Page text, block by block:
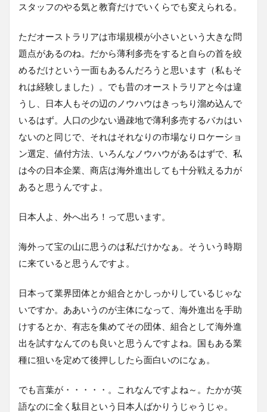
スタッフのやる気と教育だけでいくらでも変えられる。
ただオーストラリアは市場規模が小さいという大きな問
題点があるのね。だから薄利多売をすると自らの首を絞
めるだけという一面もあるんだろうと思います（私もそ
れは経験しました）。でも昔のオーストラリアと今は違
うし、日本人もその辺のノウハウはきっちり溜め込んで
いるはず。人口の少ない過疎地で薄利多売するバカはい
ないのと同じで、それはそれなりの市場なりロケーショ
ン選定、値付方法、いろんなノウハウがあるはずで、私
は今の日本企業、商店は海外進出しても十分戦える力が
あると思うんですよ。
日本人よ、外へ出ろ！って思います。
海外って宝の山に思うのは私だけかなぁ。そういう時期
に来ていると思うんですよ。
日本って業界団体とか組合とかしっかりしているじゃな
いですか。ああいうのが主体になって、海外進出を手助
けするとか、有志を集めてその団体、組合として海外進
出を試すなんてのも良いと思うんですよね。国もある業
種に狙いを定めて後押ししたら面白いのになぁ。
でも言葉が・・・・・。これなんですよね～。たかが英
語なのに全く駄目という日本人ばかりうじゃうじゃ。